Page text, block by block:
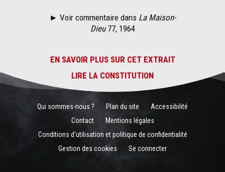
► Voir commentaire dans La Maison-
Dieu77, 1964
EN SAVOIR PLUS SUR CET EXTRAIT
LIRE LA CONSTITUTION
Qui sommes-nous ? Plan du site
Accessibilité
Contact
Mentions légales
Conditions d'utilisation et politique de confidentialité
Gestion des cookies
Se connecter